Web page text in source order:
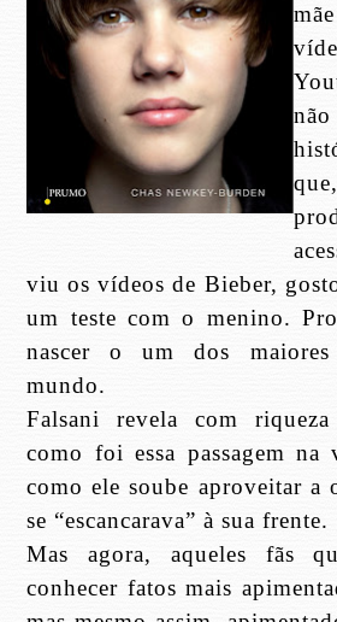
viu os vídeos de Bieber,
um teste com o menino.
nascer o um dos
mundo.
Falsani revela com
como foi essa passagem
como ele soube aproveitar a
se “escancarava” à sua frente.
Mas agora, aqueles fãs
conhecer fatos mais